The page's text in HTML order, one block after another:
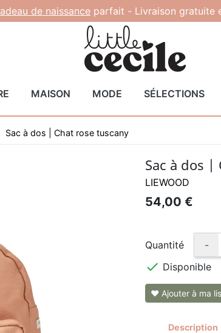
de naissance parfait - Livraison gratuite
MAISON MODE SÉLECTIONS
Sac à dos | Chat rose tuscany
Sac à dos |
LIEWOOD
54,00 €
Quantité -
 Disponible
❤ Ajouter à ma
Description